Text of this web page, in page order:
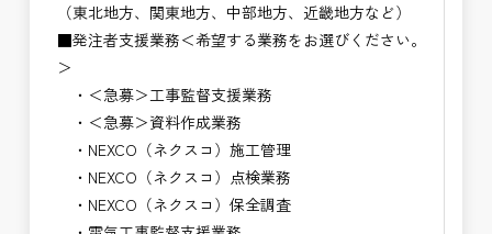
（東北地方、関東地方、中部地方、近畿地方など）
■発注者支援業務＜希望する業務をお選びください。
＞
・＜急募＞工事監督支援業務
・＜急募＞資料作成業務
・NEXCO（ネクスコ）施工管理
・NEXCO（ネクスコ）点検業務
・NEXCO（ネクスコ）保全調査